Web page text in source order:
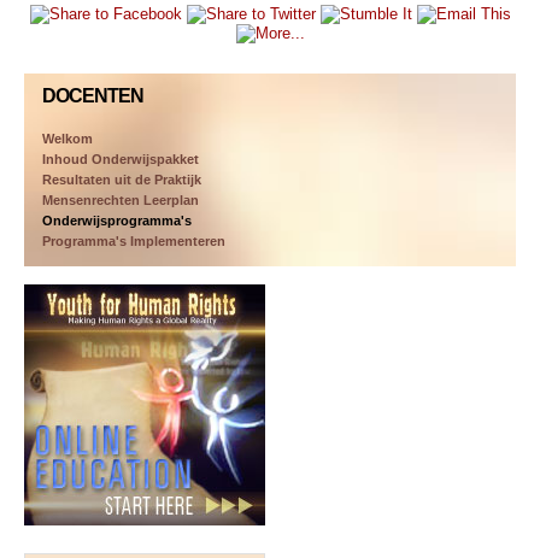
DOCENTEN
Welkom
Inhoud Onderwijspakket
Resultaten uit de Praktijk
Mensenrechten Leerplan
Onderwijsprogramma's
Programma's Implementeren